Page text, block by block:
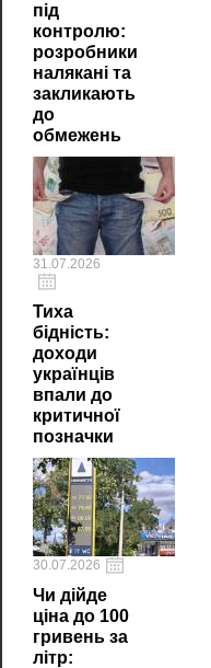
під
контролю:
розробники
налякані та
закликають
до
обмежень
31.07.2026
Тиха
бідність:
доходи
українців
впали до
критичної
позначки
30.07.2026
Чи дійде
ціна до 100
гривень за
літр: